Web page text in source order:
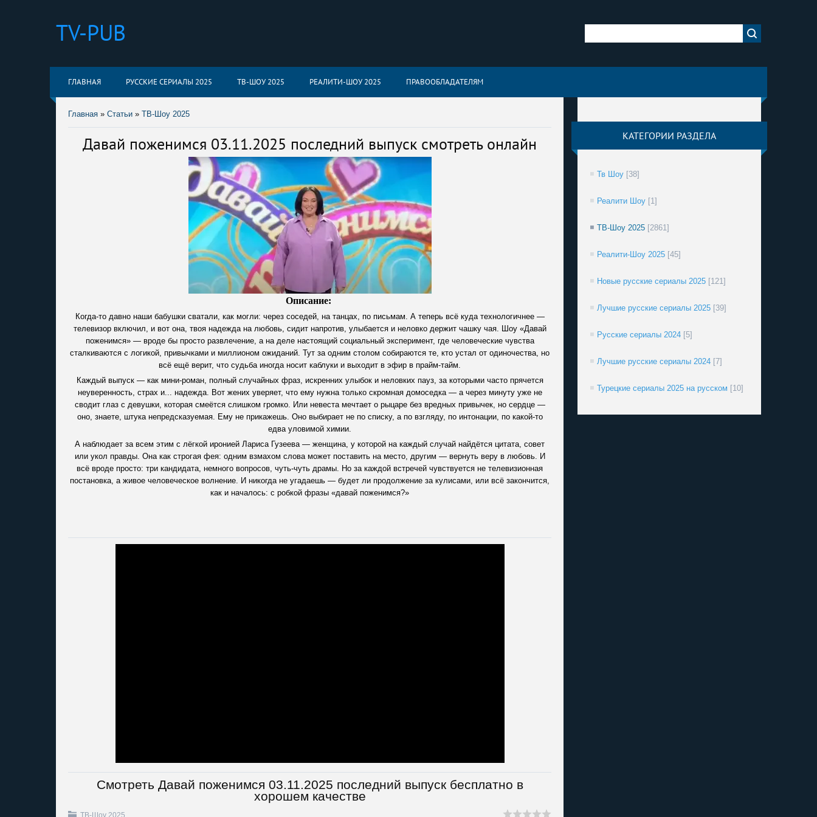
TV-PUB
ГЛАВНАЯ РУССКИЕ СЕРИАЛЫ 2025 ТВ-ШОУ 2025 РЕАЛИТИ-ШОУ 2025 ПРАВООБЛАДАТЕЛЯМ
Главная » Статьи » ТВ-Шоу 2025
Давай поженимся 03.11.2025 последний выпуск смотреть онлайн
Описание:
Когда-то давно наши бабушки сватали, как могли: через соседей, на танцах, по письмам. А теперь всё куда технологичнее —
телевизор включил, и вот она, твоя надежда на любовь, сидит напротив, улыбается и неловко держит чашку чая. Шоу «Давай
поженимся» — вроде бы просто развлечение, а на деле настоящий социальный эксперимент, где человеческие чувства
сталкиваются с логикой, привычками и миллионом ожиданий. Тут за одним столом собираются те, кто устал от одиночества, но
всё ещё верит, что судьба иногда носит каблуки и выходит в эфир в прайм-тайм.
Каждый выпуск — как мини-роман, полный случайных фраз, искренних улыбок и неловких пауз, за которыми часто прячется
неуверенность, страх и... надежда. Вот жених уверяет, что ему нужна только скромная домоседка — а через минуту уже не
сводит глаз с девушки, которая смеётся слишком громко. Или невеста мечтает о рыцаре без вредных привычек, но сердце —
оно, знаете, штука непредсказуемая. Ему не прикажешь. Оно выбирает не по списку, а по взгляду, по интонации, по какой-то
едва уловимой химии.
А наблюдает за всем этим с лёгкой иронией Лариса Гузеева — женщина, у которой на каждый случай найдётся цитата, совет
или укол правды. Она как строгая фея: одним взмахом слова может поставить на место, другим — вернуть веру в любовь. И
всё вроде просто: три кандидата, немного вопросов, чуть-чуть драмы. Но за каждой встречей чувствуется не телевизионная
постановка, а живое человеческое волнение. И никогда не угадаешь — будет ли продолжение за кулисами, или всё закончится,
как и началось: с робкой фразы «давай поженимся?»
Смотреть Давай поженимся 03.11.2025 последний выпуск бесплатно в
хорошем качестве
ТВ-Шоу 2025
КАТЕГОРИИ РАЗДЕЛА
Тв Шоу [38]
Реалити Шоу [1]
ТВ-Шоу 2025 [2861]
Реалити-Шоу 2025 [45]
Новые русские сериалы 2025 [121]
Лучшие русские сериалы 2025 [39]
Русские сериалы 2024 [5]
Лучшие русские сериалы 2024 [7]
Турецкие сериалы 2025 на русском [10]